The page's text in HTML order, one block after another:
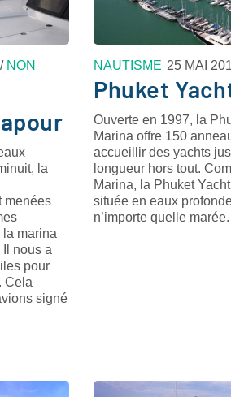
/ NON
la
menées
marina
nous a
pour
Cela
signé
NAUTISME 25 MAI
Phuket
Ouverte en 1997, la
Marina offre 150
accueillir des yachts
longueur hors tout.
Marina, la Phuket
située en eaux
n’importe quelle marée.